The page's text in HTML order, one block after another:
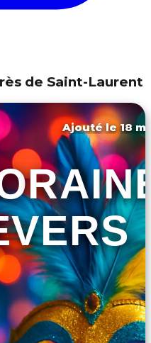
de Saint-Laurent
Ajouté le 18